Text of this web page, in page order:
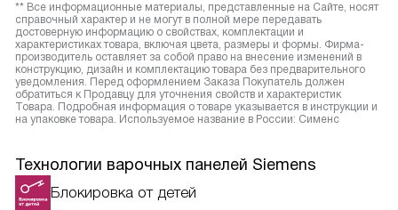
** Все информационные материалы, представленные на Сайте, носят
справочный характер и не могут в полной мере передавать
достоверную информацию о свойствах, комплектации и
характеристиках товара, включая цвета, размеры и формы. Фирма-
производитель оставляет за собой право на внесение изменений в
конструкцию, дизайн и комплектацию товара без предварительного
уведомления. Перед оформлением Заказа Покупатель должен
обратиться к Продавцу для уточнения свойств и характеристик
Товара. Подробная информация о товаре указывается в инструкции и
на упаковке товара. Используемое название в России: Сименс
Технологии варочных панелей Siemens
Блокировка от детей